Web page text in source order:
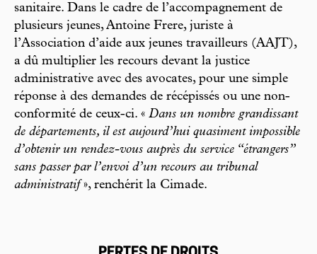
sanitaire. Dans le cadre de l’accompagnement de
plusieurs jeunes, Antoine Frere, juriste à
l’Association d’aide aux jeunes travailleurs (AAJT),
a dû multiplier les recours devant la justice
administrative avec des avocates, pour une simple
réponse à des demandes de récépissés ou une non-
conformité de ceux-ci. « Dans un nombre grandissant
de départements, il est aujourd’hui quasiment impossible
d’obtenir un rendez-vous auprès du service “étrangers”
sans passer par l’envoi d’un recours au tribunal
administratif», renchérit la Cimade.